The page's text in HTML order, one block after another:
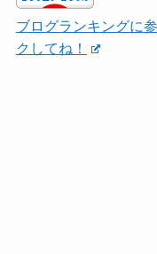
ブログランキングに
クしてね！